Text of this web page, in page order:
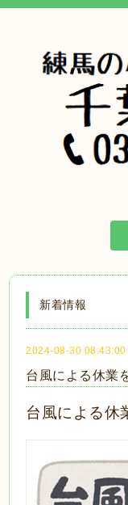
新着情報
2024-08-30 08:43:00
台風による休業
台風による休